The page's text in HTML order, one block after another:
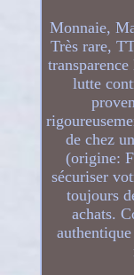
Monnaie,
Très rare,
lutte
de chez
(origine:
sécuriser
toujours
achats.